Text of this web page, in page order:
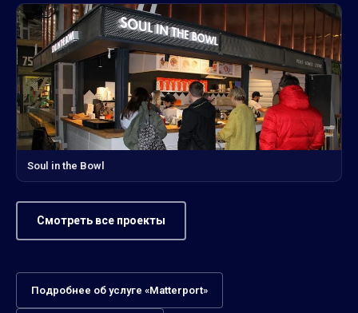
Soul in the Bowl
Смотреть все проекты
Подробнее об услуге «Matterport»